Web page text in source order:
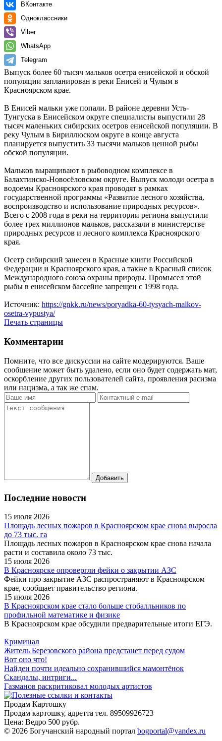
ВКонтакте
Одноклассники
Viber
WhatsApp
Telegram
Выпуск более 60 тысяч мальков осетра енисейской и обской
популяции запланирован в реки Енисей и Чулым в
Красноярском крае.
В Енисей мальки уже попали. В районе деревни Усть-
Тунгуска в Енисейском округе специалисты выпустили 28
тысяч маленьких сибирских осетров енисейской популяции. В
реку Чулым в Бириллюском округе в конце августа
планируется выпустить 33 тысячи мальков ценной рыбы
обской популяции.
Мальков выращивают в рыбоводном комплексе в
Балахтинско-Новосёловском округе. Выпуск молоди осетра в
водоемы Красноярского края проводят в рамках
государственной программы «Развитие лесного хозяйства,
воспроизводство и использование природных ресурсов».
Всего с 2008 года в реки на территории региона выпустили
более трех миллионов мальков, рассказали в министерстве
природных ресурсов и лесного комплекса Красноярского
края.
Осетр сибирский занесен в Красные книги Российской
Федерации и Красноярского края, а также в Красный список
Международного союза охраны природы. Промысел этой
рыбы в енисейском бассейне запрещен с 1998 года.
Источник: https://gnkk.ru/news/poryadka-60-tysyach-malkov-
osetra-vypustya/
Печать страницы
Комментарии
Помните, что все дискуссии на сайте модерируются. Ваше
сообщение может быть удалено, если оно будет содержать мат,
оскорбление других пользователей сайта, проявления расизма
или нацизма, а так же спам.
Последние новости
15 июля 2026
Площадь лесных пожаров в Красноярском крае снова выросла
до 73 тыс. га
Площадь лесных пожаров в Красноярском крае снова начала
расти и составила около 73 тыс.
15 июля 2026
В Красноярске опровергли фейки о закрытии АЗС
Фейки про закрытие АЗС распространяют в Красноярском
крае, сообщает правительство региона.
15 июля 2026
В Красноярском крае стало больше стобалльников по
профильной математике и физике
В Красноярском крае обсудили предварительные итоги ЕГЭ.
Криминал
Житель Березовского района предстанет перед судом
Вот оно что!
Найден почти идеально сохранившийся мамонтёнок
Скандалы, интриги...
Газманов раскритиковал молодых артистов
Продам Картошку
Продам картошку, адретта тел. 89509926723
Цена: Ведро 500 рубр.
© 2026 Богучанский народный портал bogportal@yandex.ru